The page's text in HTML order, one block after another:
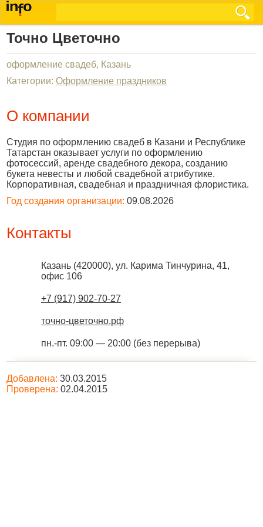
Точно Цветочно
оформление свадеб, Казань
Категории: Оформление праздников
О компании
Студия по оформлению свадеб в Казани и Республике
Татарстан оказывает услуги по оформлению
фотосессий, аренде свадебного декора, созданию
букета невесты и любой свадебной атрибутике.
Корпоративная, свадебная и праздничная флористика.
Год создания организации: 09.08.2026
Контакты
Казань (420000), ул. Карима Тинчурина, 41,
офис 106
+7 (917) 902-70-27
точно-цветочно.рф
пн.-пт. 09:00 — 20:00 (без перерыва)
Добавлена: 30.03.2015
Проверена: 02.04.2015